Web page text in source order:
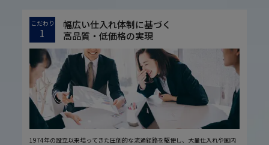
こだわり
1
幅広い仕入れ体制に基づく
高品質・低価格の実現
1974年の設立以来培ってきた圧倒的な流通経路を駆使し、大量仕入れや国内